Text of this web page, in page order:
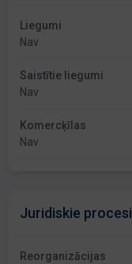
Liegumi
Nav
Saistītie liegumi
Nav
Komercķīlas
Nav
Juridiskie procesi
Reorganizācijas